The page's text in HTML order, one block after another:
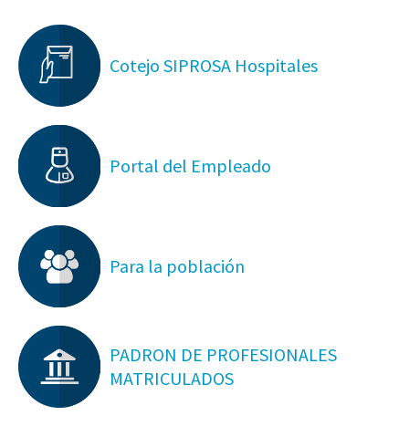
Cotejo SIPROSA Hospitales
Portal del Empleado
Para la población
PADRON DE PROFESIONALES
MATRICULADOS